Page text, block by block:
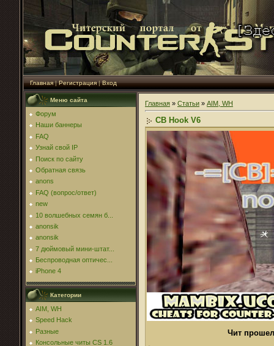
Главная|Регистрация|Вход
Меню сайта
Форум
Наши баннеры
FAQ
Узнай свой IP
Поиск по сайту
Обратная связь
anons
FAQ (вопрос/ответ)
new
10 волшебных семян б...
anonsik
anonsik
7 дюймовый мини-штат...
Беспроводная оптичес...
iPhone 4
Категории
AIM, WH
Speed Hack
Разные
Консольные читы CS 1.6
Главная » Статьи » AIM, WH
CB Hook V6
Чит